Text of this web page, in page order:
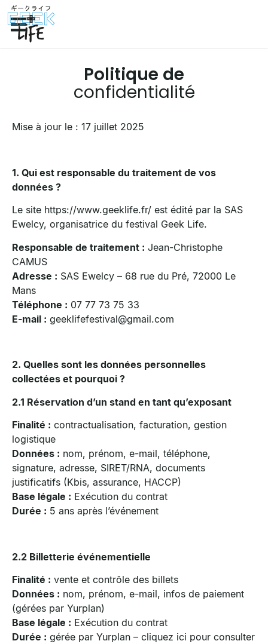
Politique de
confidentialité
Mise à jour le : 17 juillet 2025
1. Qui est responsable du traitement de vos
données ?
Le site https://www.geeklife.fr/ est édité par la SAS
Ewelcy, organisatrice du festival Geek Life.
Responsable de traitement : Jean-Christophe
CAMUS
Adresse : SAS Ewelcy – 68 rue du Pré, 72000 Le
Mans
Téléphone : 07 77 73 75 33
E-mail : geeklifefestival@gmail.com
2. Quelles sont les données personnelles
collectées et pourquoi ?
2.1 Réservation d’un stand en tant qu’exposant
Finalité : contractualisation, facturation, gestion
logistique
Données : nom, prénom, e-mail, téléphone,
signature, adresse, SIRET/RNA, documents
justificatifs (Kbis, assurance, HACCP)
Base légale : Exécution du contrat
Durée : 5 ans après l’événement
2.2 Billetterie événementielle
Finalité : vente et contrôle des billets
Données : nom, prénom, e-mail, infos de paiement
(gérées par Yurplan)
Base légale : Exécution du contrat
Durée : gérée par Yurplan – cliquez ici pour consulter